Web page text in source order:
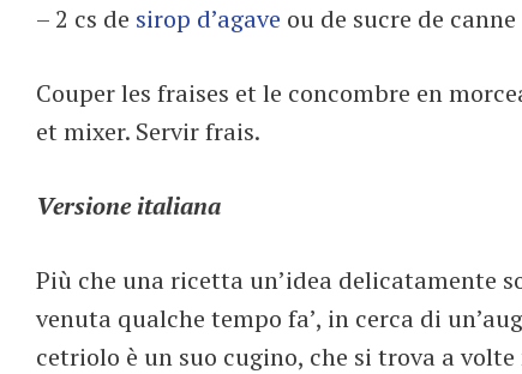
– 2 cs de sirop d’agave ou de sucre de canne
Couper les fraises et le concombre en
et mixer. Servir frais.
Versione italiana
Più che una ricetta un’idea delicatamente
venuta qualche tempo fa’, in cerca di
cetriolo è un suo cugino, che si trova a